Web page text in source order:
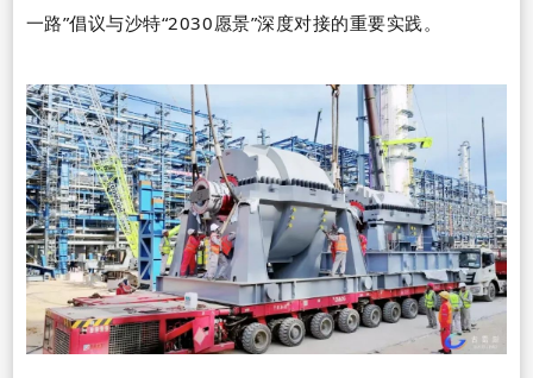
一路”倡议与沙特“2030愿景”深度对接的重要实践。